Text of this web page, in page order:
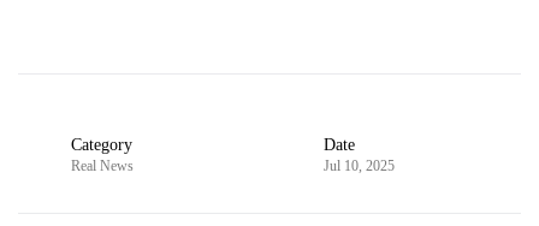
Category
Real News
Date
Jul 10, 2025